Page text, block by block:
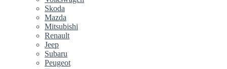
Skoda
Mazda
Mitsubishi
Renault
Jeep
Subaru
Peugeot